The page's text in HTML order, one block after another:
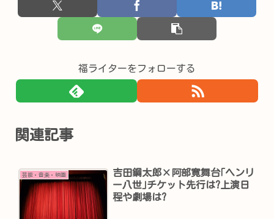
福ライターをフォローする
関連記事
芸能・音楽・映画
吉田鋼太郎×阿部寛舞台｢ヘンリ
ー八世｣チケット先行は?上演日
程や劇場は?